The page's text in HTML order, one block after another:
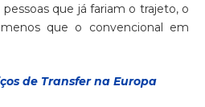
que já fariam o trajeto, o
que o convencional em
de Transfer na Europa